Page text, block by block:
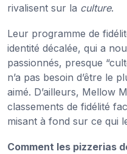
rivalisent sur la culture.
Leur programme de
identité décalée, qui a
passionnés, presque
n’a pas besoin d’être le
aimé. D’ailleurs, Mellow
classements de fidélité
misant à fond sur ce qui
Comment les pizzerias